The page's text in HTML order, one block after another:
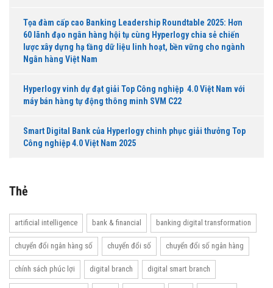
Tọa đàm cấp cao Banking Leadership Roundtable 2025: Hơn
60 lãnh đạo ngân hàng hội tụ cùng Hyperlogy chia sẻ chiến
lược xây dựng hạ tầng dữ liệu linh hoạt, bền vững cho ngành
Ngân hàng Việt Nam
Hyperlogy vinh dự đạt giải Top Công nghiệp 4.0 Việt Nam với
máy bán hàng tự động thông minh SVM C22
Smart Digital Bank của Hyperlogy chinh phục giải thưởng Top
Công nghiệp 4.0 Việt Nam 2025
Thẻ
artificial intelligence bank & financial banking digital transformation
chuyển đổi ngân hàng số chuyển đổi số chuyển đổi số ngân hàng
chính sách phúc lợi digital branch digital smart branch